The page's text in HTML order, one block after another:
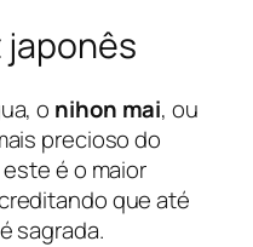
japonês
o nihon mai, ou
precioso do
é o maior
que até
sagrada.